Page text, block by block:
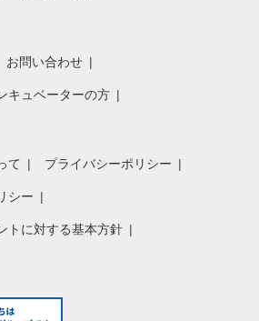
お問い合わせ
キュベーターの方
て プライバシーポリシー
シー
トに対する基本方針